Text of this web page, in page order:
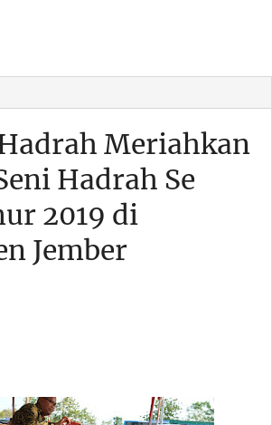
Hadrah Meriahkan
Hadrah Se
2019 di
Jember